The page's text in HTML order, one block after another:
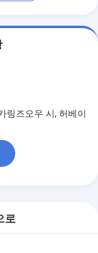
링즈오우 시, 허베이
로